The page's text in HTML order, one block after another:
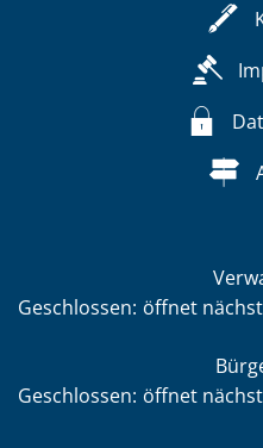
Klicken, um weitere
Geschlossen: öffnet
Klicken, um weitere
Geschlossen: öffnet